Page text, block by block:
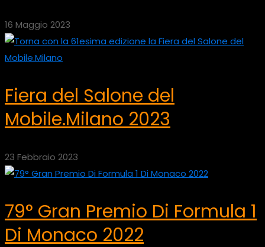
16 Maggio 2023
Fiera del Salone del
Mobile.Milano 2023
23 Febbraio 2023
79° Gran Premio Di Formula 1
Di Monaco 2022